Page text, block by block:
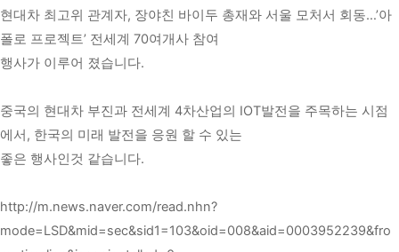
현대차 최고위 관계자, 장야친 바이두 총재와 서울 모처서 회동…’아
폴로 프로젝트’ 전세계 70여개사 참여
행사가 이루어 졌습니다.
중국의 현대차 부진과 전세계 4차산업의 IOT발전을 주목하는 시점
에서, 한국의 미래 발전을 응원 할 수 있는
좋은 행사인것 같습니다.
http://m.news.naver.com/read.nhn?
mode=LSD&mid=sec&sid1=103&oid=008&aid=0003952239&fro